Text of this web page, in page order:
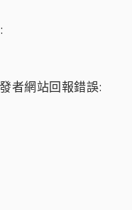
者網站回報錯誤: